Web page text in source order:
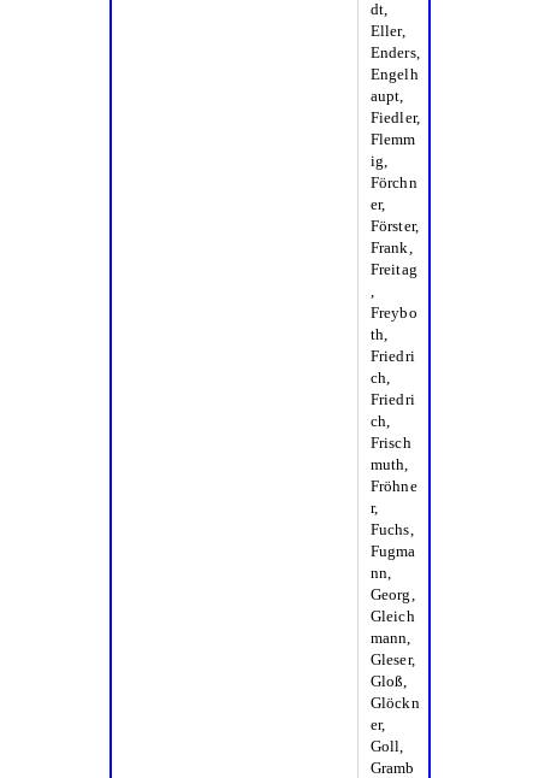
dt,
Eller,
Enders,
Engelh
aupt,
Fiedler,
Flemm
ig,
Förchn
er,
Förster,
Frank,
Freitag
Freybo
th,
Friedri
ch,
Friedri
ch,
Frisch
muth,
Fröhne
r,
Fuchs,
Fugma
nn,
Georg,
Gleich
mann,
Gleser,
Gloß,
Glöckn
er,
Goll,
Gramb